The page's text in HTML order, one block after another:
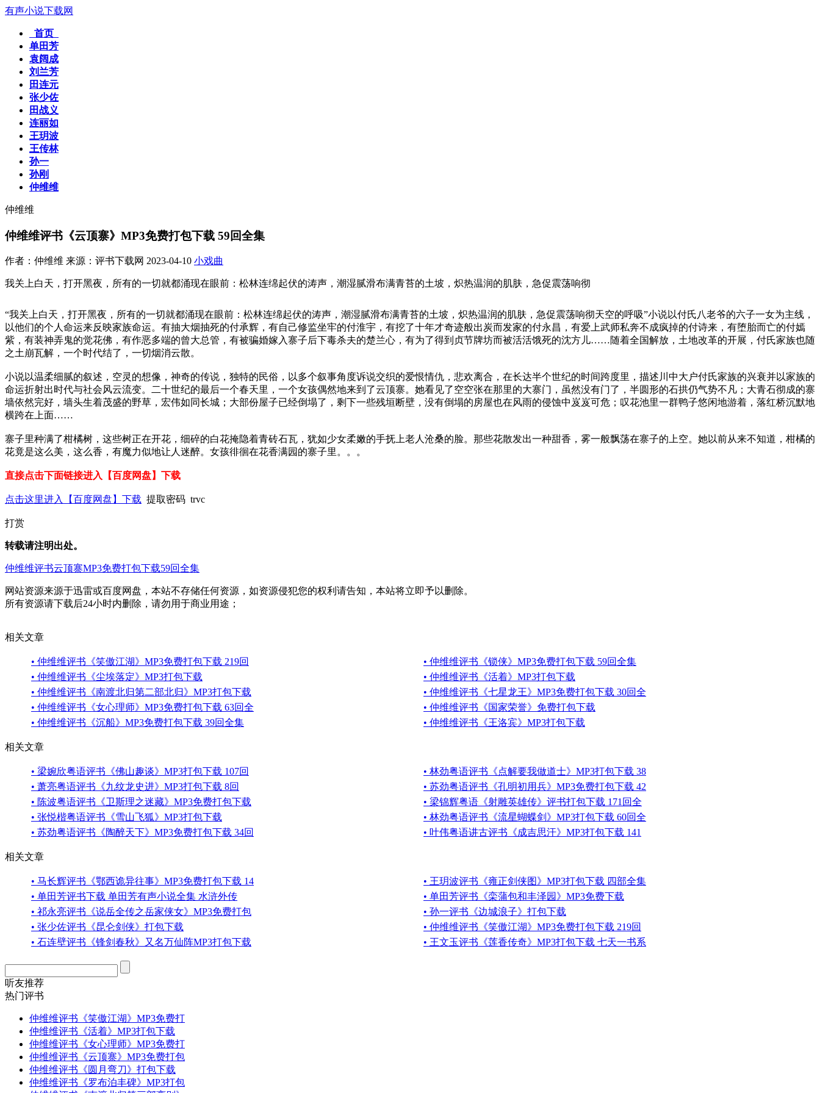
有声小说下载网
首页
单田芳
袁阔成
刘兰芳
田连元
张少佐
田战义
连丽如
王玥波
王传林
孙一
孙刚
仲维维
仲维维
仲维维评书《云顶寨》MP3免费打包下载 59回全集
作者：仲维维 来源：评书下载网 2023-04-10 小戏曲
我关上白天，打开黑夜，所有的一切就都涌现在眼前：松林连绵起伏的涛声，潮湿腻滑布满青苔的土坡，炽热温润的肌肤，急促震荡响彻
“我关上白天，打开黑夜，所有的一切就都涌现在眼前：松林连绵起伏的涛声，潮湿腻滑布满青苔的土坡，炽热温润的肌肤，急促震荡响彻天空的呼吸”小说以付氏八老爷的六子一女为主线，
以他们的个人命运来反映家族命运。有抽大烟抽死的付承辉，有自己修监坐牢的付淮宇，有挖了十年才奇迹般出炭而发家的付永昌，有爱上武师私奔不成疯掉的付诗来，有堕胎而亡的付嫣
紫，有装神弄鬼的觉花佛，有作恶多端的曾大总管，有被骗婚嫁入寨子后下毒杀夫的楚兰心，有为了得到贞节牌坊而被活活饿死的沈方儿……随着全国解放，土地改革的开展，付氏家族也随
之土崩瓦解，一个时代结了，一切烟消云散。
小说以温柔细腻的叙述，空灵的想像，神奇的传说，独特的民俗，以多个叙事角度诉说交织的爱恨情仇，悲欢离合，在长达半个世纪的时间跨度里，描述川中大户付氏家族的兴衰并以家族的
命运折射出时代与社会风云流变。二十世纪的最后一个春天里，一个女孩偶然地来到了云顶寨。她看见了空空张在那里的大寨门，虽然没有门了，半圆形的石拱仍气势不凡；大青石彻成的寨
墙依然完好，墙头生着茂盛的野草，宏伟如同长城；大部份屋子已经倒塌了，剩下一些残垣断壁，没有倒塌的房屋也在风雨的侵蚀中岌岌可危；叹花池里一群鸭子悠闲地游着，落红桥沉默地
横跨在上面……
寨子里种满了柑橘树，这些树正在开花，细碎的白花掩隐着青砖石瓦，犹如少女柔嫩的手抚上老人沧桑的脸。那些花散发出一种甜香，雾一般飘荡在寨子的上空。她以前从来不知道，柑橘的
花竟是这么美，这么香，有魔力似地让人迷醉。女孩徘徊在花香满园的寨子里。。。
直接点击下面链接进入【百度网盘】下载
点击这里进入【百度网盘】下载 提取密码 trvc
打赏
转载请注明出处。
仲维维评书云顶寨MP3免费打包下载59回全集
网站资源来源于迅雷或百度网盘，本站不存储任何资源，如资源侵犯您的权利请告知，本站将立即予以删除。
所有资源请下载后24小时内删除，请勿用于商业用途；
相关文章
• 仲维维评书《笑傲江湖》MP3免费打包下载 219回
• 仲维维评书《锁侠》MP3免费打包下载 59回全集
• 仲维维评书《尘埃落定》MP3打包下载
• 仲维维评书《活着》MP3打包下载
• 仲维维评书《南渡北归第二部北归》MP3打包下载
• 仲维维评书《七星龙王》MP3免费打包下载 30回全
• 仲维维评书《女心理师》MP3免费打包下载 63回全
• 仲维维评书《国家荣誉》免费打包下载
• 仲维维评书《沉船》MP3免费打包下载 39回全集
• 仲维维评书《王洛宾》MP3打包下载
相关文章
• 梁婉欣粤语评书《佛山趣谈》MP3打包下载 107回
• 林劲粤语评书《点解要我做道士》MP3打包下载 38
• 萧亮粤语评书《九纹龙史进》MP3打包下载 8回
• 苏劲粤语评书《孔明初用兵》MP3免费打包下载 42
• 陈波粤语评书《卫斯理之迷藏》MP3免费打包下载
• 梁锦辉粤语《射雕英雄传》评书打包下载 171回全
• 张悦楷粤语评书《雪山飞狐》MP3打包下载
• 林劲粤语评书《流星蝴蝶剑》MP3打包下载 60回全
• 苏劲粤语评书《陶醉天下》MP3免费打包下载 34回
• 叶伟粤语讲古评书《成吉思汗》MP3打包下载 141
相关文章
• 马长辉评书《鄂西诡异往事》MP3免费打包下载 14
• 王玥波评书《雍正剑侠图》MP3打包下载 四部全集
• 单田芳评书下载 单田芳有声小说全集 水浒外传
• 单田芳评书《栾蒲包和丰泽园》MP3免费下载
• 祁永亮评书《说岳全传之岳家侠女》MP3免费打包
• 孙一评书《边城浪子》打包下载
• 张少佐评书《昆仑剑侠》打包下载
• 仲维维评书《笑傲江湖》MP3免费打包下载 219回
• 石连壁评书《锋剑春秋》又名万仙阵MP3打包下载
• 王文玉评书《莲香传奇》MP3打包下载 七天一书系
听友推荐
热门评书
仲维维评书《笑傲江湖》MP3免费打
仲维维评书《活着》MP3打包下载
仲维维评书《女心理师》MP3免费打
仲维维评书《云顶寨》MP3免费打包
仲维维评书《圆月弯刀》打包下载
仲维维评书《罗布泊丰碑》MP3打包